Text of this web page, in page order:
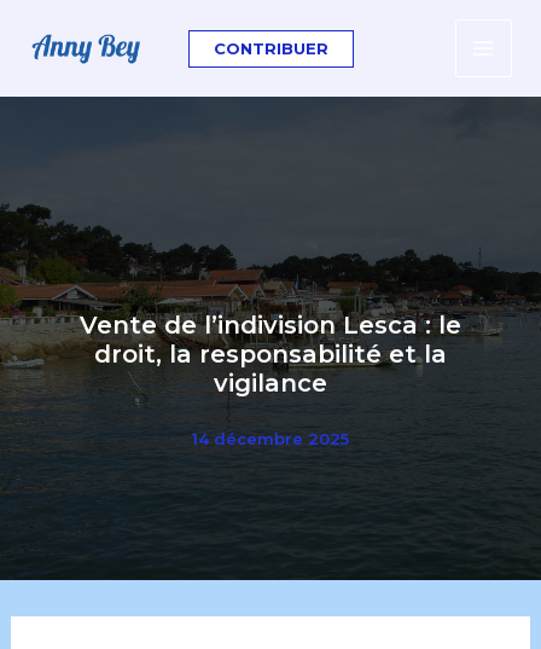
principal
CONTRIBUER
Vente de l’indivision Lesca : le
droit, la responsabilité et la
vigilance
14 décembre 2025